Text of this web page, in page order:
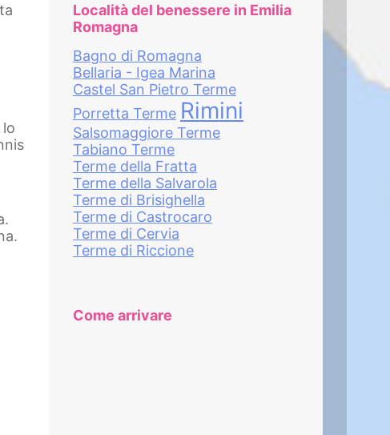
Località del benessere in Emilia
Romagna
Bagno di Romagna
Bellaria - Igea Marina
Castel San Pietro Terme
Porretta Terme Rimini
Salsomaggiore Terme
Tabiano Terme
Terme della Fratta
Terme della Salvarola
Terme di Brisighella
Terme di Castrocaro
Terme di Cervia
Terme di Riccione
Come arrivare